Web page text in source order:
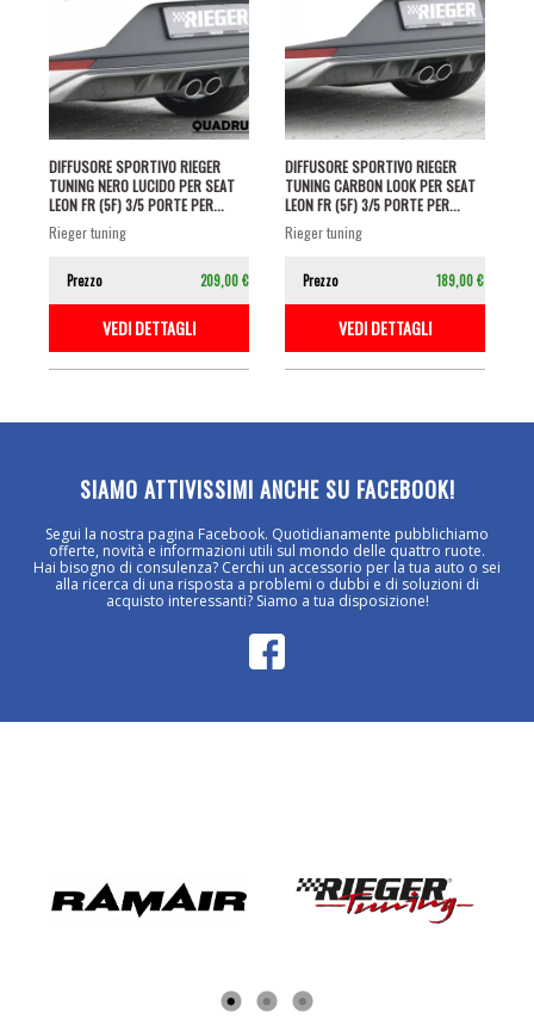
DIFFUSORE SPORTIVO RIEGER
TUNING NERO LUCIDO PER SEAT
LEON FR (5F) 3/5 PORTE PER...
rieger tuning
Prezzo 209,00 €
VEDI DETTAGLI
DIFFUSORE SPORTIVO RIEGER
TUNING CARBON LOOK PER SEAT
LEON FR (5F) 3/5 PORTE PER...
rieger tuning
Prezzo 189,00 €
VEDI DETTAGLI
SIAMO ATTIVISSIMI ANCHE SU FACEBOOK!
Segui la nostra pagina Facebook. Quotidianamente pubblichiamo
offerte, novità e informazioni utili sul mondo delle quattro ruote.
Hai bisogno di consulenza? Cerchi un accessorio per la tua auto o sei
alla ricerca di una risposta a problemi o dubbi e di soluzioni di
acquisto interessanti? Siamo a tua disposizione!